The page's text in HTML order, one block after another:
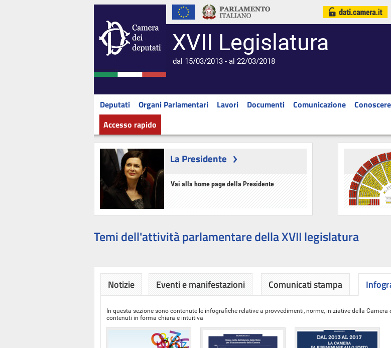
XVII Legislatura
dal 15/03/2013 - al 22/03/2018
Deputati Organi Parlamentari Lavori Documenti Comunicazione
Accesso rapido
La Presidente
Vai alla home page della Presidente
Temi dell'attività parlamentare della XVII legislatura
Notizie Eventi e manifestazioni Comunicati stampa
In questa sezione sono contenute le infografiche relative a provvedimenti, norme, iniziative della
contenuti in forma chiara e intuitiva